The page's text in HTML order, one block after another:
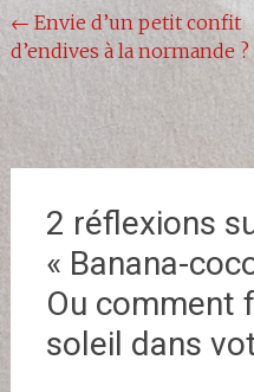
Navigation
de
l'article
← Envie d’un petit confit
d’endives à la normande ?
2 réflexions
« Banana-
Ou comment
soleil dans